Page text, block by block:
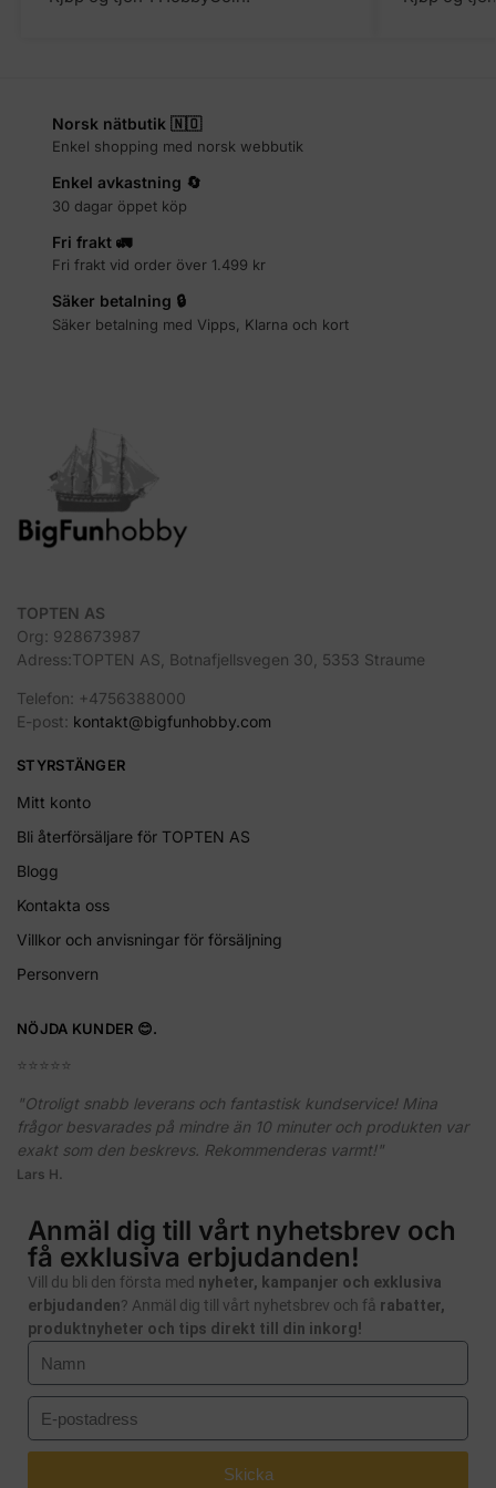
Norsk nätbutik 🇳🇴
Enkel shopping med norsk webbutik
Enkel avkastning 🔄
30 dagar öppet köp
Fri frakt 🚛
Fri frakt vid order över 1.499 kr
Säker betalning 🔒
Säker betalning med Vipps, Klarna och kort
TOPTEN AS
Org: 928673987
Adress:TOPTEN AS, Botnafjellsvegen 30, 5353 Straume
Telefon: +4756388000
E-post: kontakt@bigfunhobby.com
STYRSTÄNGER
Mitt konto
Bli återförsäljare för TOPTEN AS
Blogg
Kontakta oss
Villkor och anvisningar för försäljning
Personvern
NÖJDA KUNDER 😊.
⭐️⭐️⭐️⭐️⭐️
"Otroligt snabb leverans och fantastisk kundservice! Mina
frågor besvarades på mindre än 10 minuter och produkten var
exakt som den beskrevs. Rekommenderas varmt!"
Lars H.
Anmäl dig till vårt nyhetsbrev och
få exklusiva erbjudanden!
Vill du bli den första med nyheter, kampanjer och exklusiva
erbjudanden? Anmäl dig till vårt nyhetsbrev och få rabatter,
produktnyheter och tips direkt till din inkorg!
Skicka